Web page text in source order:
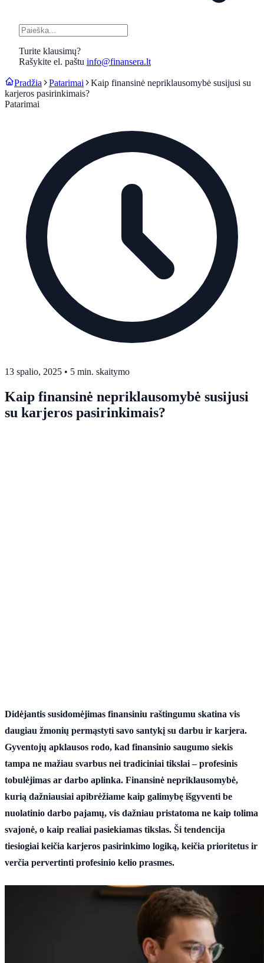
Turite klausimų?
Rašykite el. paštu info@finansera.lt
Pradžia Patarimai
Kaip finansinė nepriklausomybė susijusi su
karjeros pasirinkimais?
Patarimai
13 spalio, 2025 • 5 min. skaitymo
Kaip finansinė nepriklausomybė susijusi
su karjeros pasirinkimais?
Didėjantis susidomėjimas finansiniu raštingumu skatina vis
daugiau žmonių permąstyti savo santykį su darbu ir karjera.
Gyventojų apklausos rodo, kad finansinio saugumo siekis
tampa ne mažiau svarbus nei tradiciniai tikslai – profesinis
tobulėjimas ar darbo aplinka. Finansinė nepriklausomybė,
kurią dažniausiai apibrėžiame kaip galimybę išgyventi be
nuolatinio darbo pajamų, vis dažniau pristatoma ne kaip tolima
svajonė, o kaip realiai pasiekiamas tikslas. Ši tendencija
tiesiogiai keičia karjeros pasirinkimo logiką, keičia prioritetus ir
verčia pervertinti profesinio kelio prasmes.